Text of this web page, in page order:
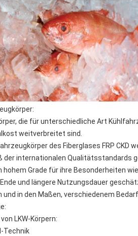
die für unterschiedliche Art
weitverbreitet sind.
des Fiberglases FRP
der internationalen Qualitätsstandards
hohem Grade für ihre Besonderheiten
und längere Nutzungsdauer
und in den Maßen, verschiedenem
LKW-Körpern:
Technik